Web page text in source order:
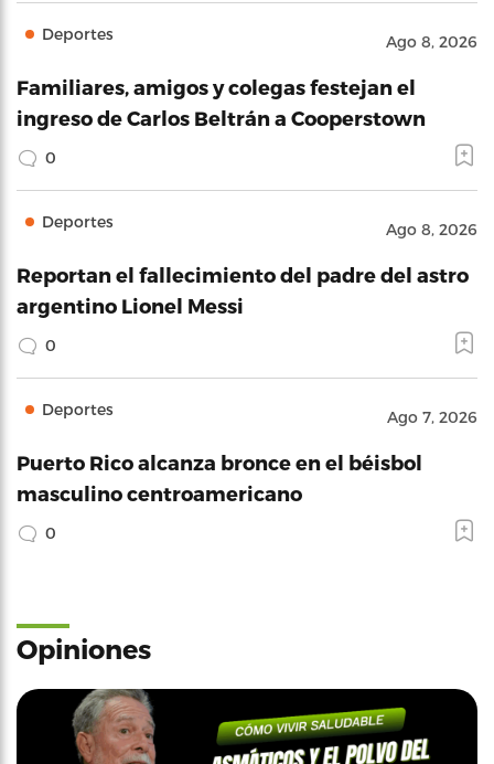
Deportes Ago 8, 2026
Familiares, amigos y colegas festejan el
ingreso de Carlos Beltrán a Cooperstown
0
Deportes Ago 8, 2026
Reportan el fallecimiento del padre del astro
argentino Lionel Messi
0
Deportes Ago 7, 2026
Puerto Rico alcanza bronce en el béisbol
masculino centroamericano
0
Opiniones